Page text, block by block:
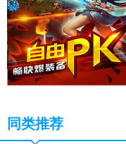
同类推荐